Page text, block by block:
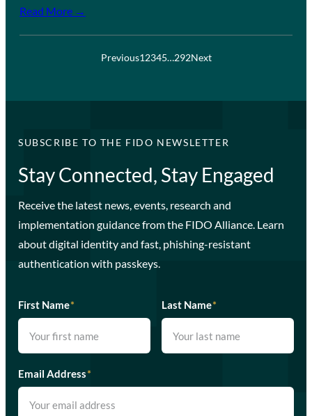
Read More →
Previous12345…292Next
SUBSCRIBE TO THE FIDO NEWSLETTER
Stay Connected, Stay Engaged
Receive the latest news, events, research and
implementation guidance from the FIDO Alliance. Learn
about digital identity and fast, phishing-resistant
authentication with passkeys.
First Name* Last Name*
Email Address*